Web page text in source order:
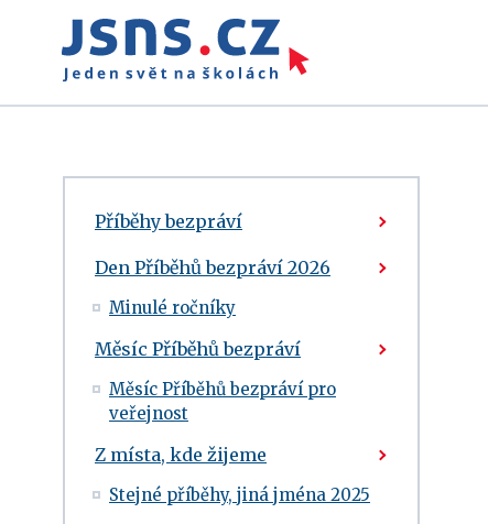
Příběhy bezpráví
Den Příběhů bezpráví 2026
Minulé ročníky
Měsíc Příběhů bezpráví
Měsíc Příběhů bezpráví pro
veřejnost
Z místa, kde žijeme
Stejné příběhy, jiná jména 2025